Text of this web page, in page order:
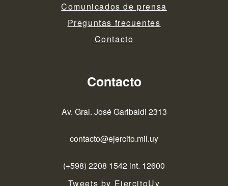
Comunicados de prensa
Preguntas frecuentes
Contacto
Contacto
Av. Gral. José Garibaldi 2313
contacto@ejercito.mil.uy
(+598) 2208 1542 int. 12600
Tweets by EjercitoUy